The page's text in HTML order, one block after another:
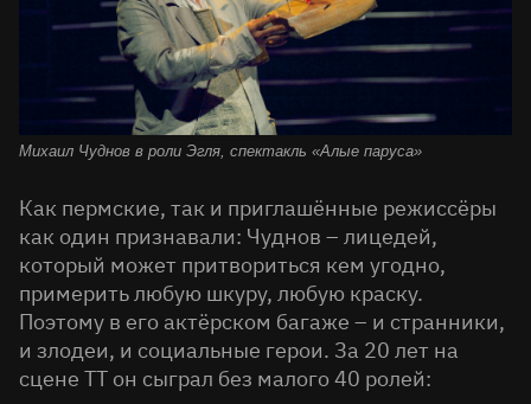
Михаил Чуднов в роли Эгля, спектакль «Алые паруса»
Как пермские, так и приглашённые режиссёры
как один признавали: Чуднов – лицедей,
который может притвориться кем угодно,
примерить любую шкуру, любую краску.
Поэтому в его актёрском багаже – и странники,
и злодеи, и социальные герои. За 20 лет на
сцене ТТ он сыграл без малого 40 ролей: